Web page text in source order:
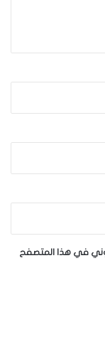
في هذا المتصفح